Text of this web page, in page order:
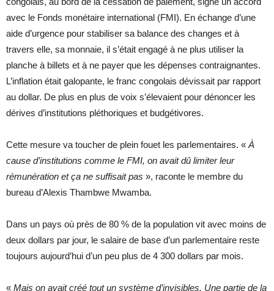
avec le Fonds monétaire international (FMI). En échange d’une
aide d’urgence pour stabiliser sa balance des changes et à
travers elle, sa monnaie, il s’était engagé à ne plus utiliser la
planche à billets et à ne payer que les dépenses contraignantes.
L’inflation était galopante, le franc congolais dévissait par rapport
au dollar. De plus en plus de voix s’élevaient pour dénoncer les
dérives d’institutions pléthoriques et budgétivores.
Cette mesure va toucher de plein fouet les parlementaires. « À
cause d’institutions comme le FMI, on avait dû limiter leur
rémunération et ça ne suffisait pas », raconte le membre du
bureau d’Alexis Thambwe Mwamba.
Dans un pays où près de 80 % de la population vit avec moins de
deux dollars par jour, le salaire de base d’un parlementaire reste
toujours aujourd’hui d’un peu plus de 4 300 dollars par mois.
« Mais on avait créé tout un système d’invisibles. Une partie de la